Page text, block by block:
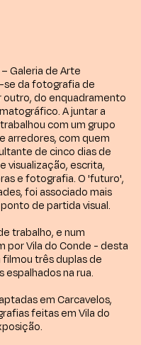
Galeria de Arte
se da fotografia de
outro, do enquadramento
A juntar a
com um grupo
arredores, com quem
de cinco dias de
escrita,
e fotografia. O 'futuro',
foi associado mais
de partida visual.
trabalho, e num
por Vila do Conde - desta
filmou três duplas de
na rua.
em Carcavelos,
feitas em Vila do